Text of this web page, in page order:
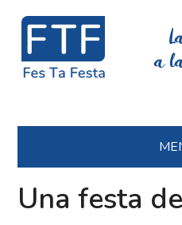
a
Una festa